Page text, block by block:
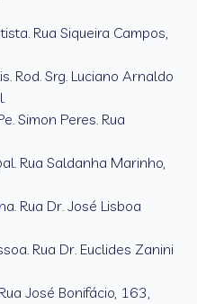
Rua Siqueira Campos,
Rod. Srg. Luciano Arnaldo
Simon Peres. Rua
Rua Saldanha Marinho,
Rua Dr. José Lisboa
Rua Dr. Euclides Zanini
José Bonifácio, 163,